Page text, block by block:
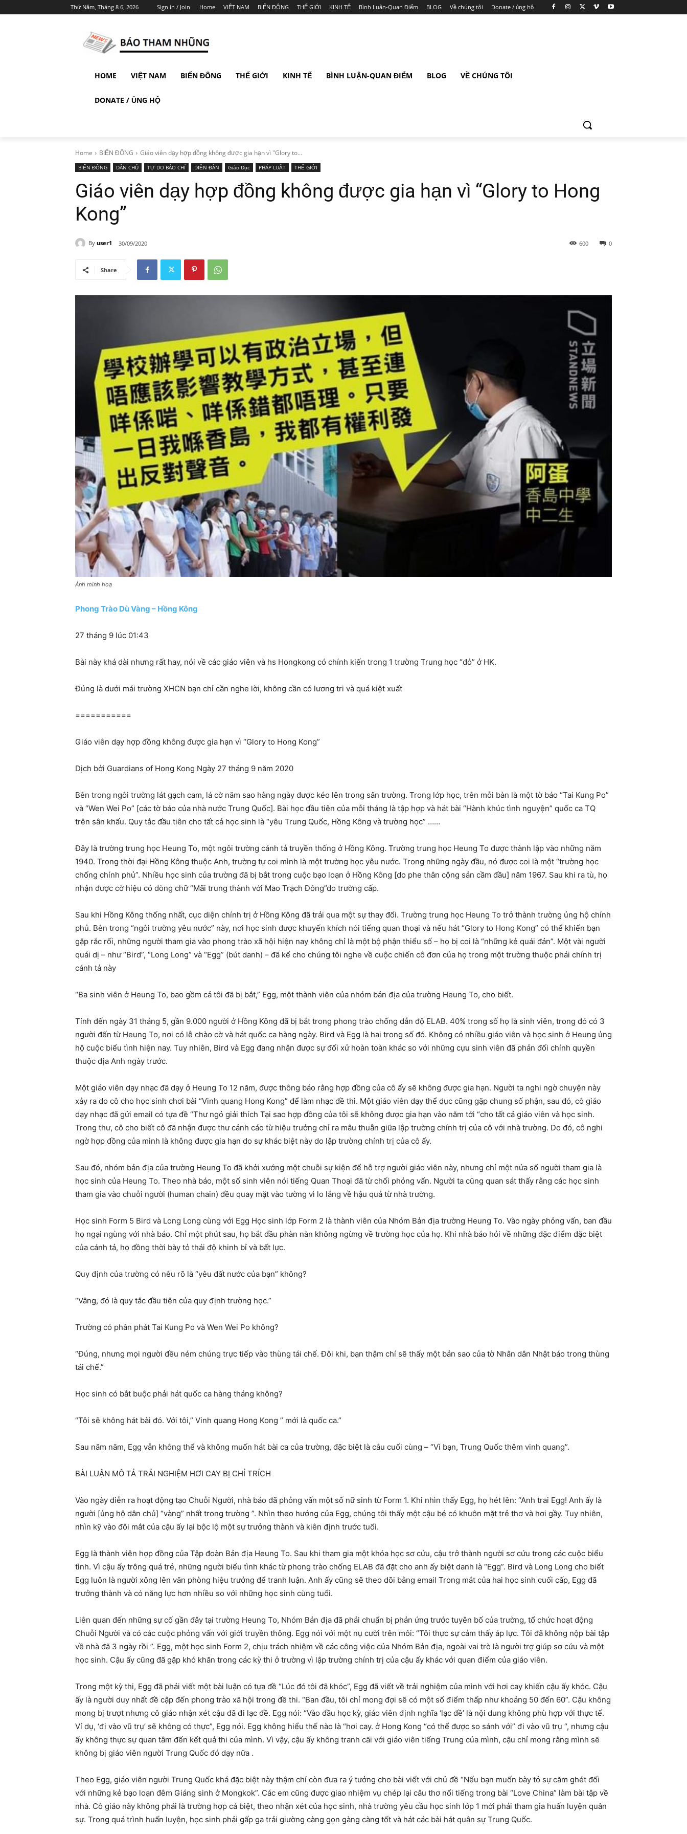
Thứ Năm, Tháng 8 6, 2026 Sign in / Join Home VIỆT NAM BIỂN ĐÔNG THẾ GIỚI KINH TẾ Bình Luận-Quan Điểm BLOG Về chúng tôi Donate / ủng hộ
HOME VIỆT NAM BIỂN ĐÔNG THẾ GIỚI KINH TẾ BÌNH LUẬN-QUAN ĐIỂM BLOG VỀ CHÚNG TÔI
DONATE / ỦNG HỘ
Home BIỂN ĐÔNG Giáo viên dạy hợp đồng không được gia hạn vì "Glory to...
BIỂN ĐÔNG DÂN CHỦ TỰ DO BÁO CHÍ DIỄN ĐÀN Giáo Dục PHÁP LUẬT THẾ GIỚI
Giáo viên dạy hợp đồng không được gia hạn vì “Glory to Hong
Kong”
By user1 30/09/2020 0
600
Share
Ảnh minh hoạ
Phong Trào Dù Vàng – Hồng Kông
27 tháng 9 lúc 01:43
Bài này khá dài nhưng rất hay, nói về các giáo viên và hs Hongkong có chính kiến trong 1 trường Trung học “đỏ” ở HK.
Đúng là dưới mái trường XHCN bạn chỉ cần nghe lời, không cần có lương tri và quá kiệt xuất
===========
Giáo viên dạy hợp đồng không được gia hạn vì “Glory to Hong Kong”
Dịch bởi Guardians of Hong Kong Ngày 27 tháng 9 năm 2020
Bên trong ngôi trường lát gạch cam, lá cờ năm sao hàng ngày được kéo lên trong sân trường. Trong lớp học, trên mỗi bàn là một tờ báo “Tai Kung Po”
và “Wen Wei Po” [các tờ báo của nhà nước Trung Quốc]. Bài học đầu tiên của mỗi tháng là tập hợp và hát bài “Hành khúc tình nguyện” quốc ca TQ
trên sân khấu. Quy tắc đầu tiên cho tất cả học sinh là “yêu Trung Quốc, Hồng Kông và trường học” ……
Đây là trường trung học Heung To, một ngôi trường cánh tả truyền thống ở Hồng Kông. Trường trung học Heung To được thành lập vào những năm
1940. Trong thời đại Hồng Kông thuộc Anh, trường tự coi mình là một trường học yêu nước. Trong những ngày đầu, nó được coi là một “trường học
chống chính phủ”. Nhiều học sinh của trường đã bị bắt trong cuộc bạo loạn ở Hồng Kông [do phe thân cộng sản cầm đầu] năm 1967. Sau khi ra tù, họ
nhận được cờ hiệu có dòng chữ “Mãi trung thành với Mao Trạch Đông”do trường cấp.
Sau khi Hồng Kông thống nhất, cục diện chính trị ở Hồng Kông đã trải qua một sự thay đổi. Trường trung học Heung To trở thành trường ủng hộ chính
phủ. Bên trong “ngôi trường yêu nước” này, nơi học sinh được khuyến khích nói tiếng quan thoại và nếu hát “Glory to Hong Kong” có thể khiến bạn
gặp rắc rối, những người tham gia vào phong trào xã hội hiện nay không chỉ là một bộ phận thiểu số – họ bị coi là “những kẻ quái đản”. Một vài người
quái dị – như “Bird”, “Long Long” và “Egg” (bút danh) – đã kể cho chúng tôi nghe về cuộc chiến cô đơn của họ trong một trường thuộc phái chính trị
cánh tả này
“Ba sinh viên ở Heung To, bao gồm cả tôi đã bị bắt,” Egg, một thành viên của nhóm bản địa của trường Heung To, cho biết.
Tính đến ngày 31 tháng 5, gần 9.000 người ở Hồng Kông đã bị bắt trong phong trào chống dẫn độ ELAB. 40% trong số họ là sinh viên, trong đó có 3
người đến từ Heung To, nơi có lễ chào cờ và hát quốc ca hàng ngày. Bird và Egg là hai trong số đó. Không có nhiều giáo viên và học sinh ở Heung ủng
hộ cuộc biểu tình hiện nay. Tuy nhiên, Bird và Egg đang nhận được sự đối xử hoàn toàn khác so với những cựu sinh viên đã phản đối chính quyền
thuộc địa Anh ngày trước.
Một giáo viên dạy nhạc đã dạy ở Heung To 12 năm, được thông báo rằng hợp đồng của cô ấy sẽ không được gia hạn. Người ta nghi ngờ chuyện này
xảy ra do cô cho học sinh chơi bài “Vinh quang Hong Kong” để làm nhạc đề thi. Một giáo viên dạy thể dục cũng gặp chung số phận, sau đó, cô giáo
dạy nhạc đã gửi email có tựa đề “Thư ngỏ giải thích Tại sao hợp đồng của tôi sẽ không được gia hạn vào năm tới “cho tất cả giáo viên và học sinh.
Trong thư, cô cho biết cô đã nhận được thư cảnh cáo từ hiệu trưởng chỉ ra mâu thuẫn giữa lập trường chính trị của cô với nhà trường. Do đó, cô nghi
ngờ hợp đồng của mình là không được gia hạn do sự khác biệt này do lập trường chính trị của cô ấy.
Sau đó, nhóm bản địa của trường Heung To đã khởi xướng một chuỗi sự kiện để hỗ trợ người giáo viên này, nhưng chỉ một nửa số người tham gia là
học sinh của Heung To. Theo nhà báo, một số sinh viên nói tiếng Quan Thoại đã từ chối phỏng vấn. Người ta cũng quan sát thấy rằng các học sinh
tham gia vào chuỗi người (human chain) đều quay mặt vào tường vì lo lắng về hậu quả từ nhà trường.
Học sinh Form 5 Bird và Long Long cùng với Egg Học sinh lớp Form 2 là thành viên của Nhóm Bản địa trường Heung To. Vào ngày phỏng vấn, ban đầu
họ ngại ngùng với nhà báo. Chỉ một phút sau, họ bắt đầu phàn nàn không ngừng về trường học của họ. Khi nhà báo hỏi về những đặc điểm đặc biệt
của cánh tả, họ đồng thời bày tỏ thái độ khinh bỉ và bất lực.
Quy định của trường có nêu rõ là “yêu đất nước của bạn” không?
“Vâng, đó là quy tắc đầu tiên của quy định trường học.”
Trường có phân phát Tai Kung Po và Wen Wei Po không?
“Đúng, nhưng mọi người đều ném chúng trực tiếp vào thùng tái chế. Đôi khi, bạn thậm chí sẽ thấy một bản sao của tờ Nhân dân Nhật báo trong thùng
tái chế.”
Học sinh có bắt buộc phải hát quốc ca hàng tháng không?
“Tôi sẽ không hát bài đó. Với tôi,” Vinh quang Hong Kong ” mới là quốc ca.”
Sau năm năm, Egg vẫn không thể và không muốn hát bài ca của trường, đặc biệt là câu cuối cùng – “Vì bạn, Trung Quốc thêm vinh quang”.
BÀI LUẬN MÔ TẢ TRẢI NGHIỆM HƠI CAY BỊ CHỈ TRÍCH
Vào ngày diễn ra hoạt động tạo Chuỗi Người, nhà báo đã phỏng vấn một số nữ sinh từ Form 1. Khi nhìn thấy Egg, họ hét lên: “Anh trai Egg! Anh ấy là
người [ủng hộ dân chủ] “vàng” nhất trong trường ”. Nhìn theo hướng của Egg, chúng tôi thấy một cậu bé có khuôn mặt trẻ thơ và hơi gầy. Tuy nhiên,
nhìn kỹ vào đôi mắt của cậu ấy lại bộc lộ một sự trưởng thành và kiên định trước tuổi.
Egg là thành viên hợp đồng của Tập đoàn Bản địa Heung To. Sau khi tham gia một khóa học sơ cứu, cậu trở thành người sơ cứu trong các cuộc biểu
tình. Vì cậu ấy trông quá trẻ, những người biểu tình khác từ phong trào chống ELAB đã đặt cho anh ấy biệt danh là “Egg”. Bird và Long Long cho biết
Egg luôn là người xông lên văn phòng hiệu trưởng để tranh luận. Anh ấy cũng sẽ theo dõi bằng email Trong mắt của hai học sinh cuối cấp, Egg đã
trưởng thành và có năng lực hơn nhiều so với những học sinh cùng tuổi.
Liên quan đến những sự cố gần đây tại trường Heung To, Nhóm Bản địa đã phải chuẩn bị phản ứng trước tuyên bố của trường, tổ chức hoạt động
Chuỗi Người và có các cuộc phỏng vấn với giới truyền thông. Egg nói với một nụ cười trên môi: “Tôi thực sự cảm thấy áp lực. Tôi đã không nộp bài tập
về nhà đã 3 ngày rồi ”. Egg, một học sinh Form 2, chịu trách nhiệm về các công việc của Nhóm Bản địa, ngoài vai trò là người trợ giúp sơ cứu và một
học sinh. Cậu ấy cũng đã gặp khó khăn trong các kỳ thi ở trường vì lập trường chính trị của cậu ấy khác với quan điểm của giáo viên.
Trong một kỳ thi, Egg đã phải viết một bài luận có tựa đề “Lúc đó tôi đã khóc”, Egg đã viết về trải nghiệm của mình với hơi cay khiến cậu ấy khóc. Cậu
ấy là người duy nhất đề cập đến phong trào xã hội trong đề thi. “Ban đầu, tôi chỉ mong đợi sẽ có một số điểm thấp như khoảng 50 đến 60”. Cậu không
mong bị trượt nhưng cô giáo nhận xét cậu đã đi lạc đề. Egg nói: “Vào đầu học kỳ, giáo viên định nghĩa ‘lạc đề’ là nội dung không phù hợp với thực tế.
Ví dụ, ‘đi vào vũ trụ’ sẽ không có thực”, Egg nói. Egg không hiểu thế nào là “hơi cay. ở Hong Kong “có thể được so sánh với” đi vào vũ trụ “, nhưng cậu
ấy không thực sự quan tâm đến kết quả thi của mình. Vì vậy, cậu ấy không tranh cãi với giáo viên tiếng Trung của mình, cậu chỉ mong rằng mình sẽ
không bị giáo viên người Trung Quốc đó dạy nữa .
Theo Egg, giáo viên người Trung Quốc khá đặc biệt này thậm chí còn đưa ra ý tưởng cho bài viết với chủ đề “Nếu bạn muốn bày tỏ sự căm ghét đối
với những kẻ bạo loạn đêm Giáng sinh ở Mongkok”. Các em cũng được giao nhiệm vụ chép lại câu thơ nổi tiếng trong bài “Love China” làm bài tập về
nhà. Cô giáo này không phải là trường hợp cá biệt, theo nhận xét của học sinh, nhà trường yêu cầu học sinh lớp 1 mới phải tham gia huấn luyện quân
sự. Trong quá trình huấn luyện, học sinh phải gấp ga trải giường càng gọn gàng càng tốt và hát các bài hát quân sự Trung Quốc.